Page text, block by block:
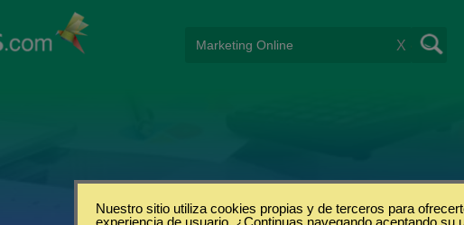
X
Nuestro sitio utiliza cookies propias y de terceros para
experiencia de usuario. ¿Continuas navegando aceptando su